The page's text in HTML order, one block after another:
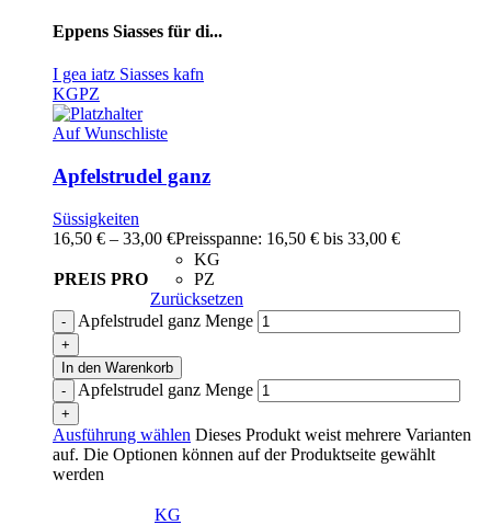
Eppens Siasses für di...
I gea iatz Siasses kafn
KGPZ
Auf Wunschliste
Apfelstrudel ganz
Süssigkeiten
16,50 € – 33,00 €Preisspanne: 16,50 € bis 33,00 €
PREIS PRO
KG
PZ
Zurücksetzen
Apfelstrudel ganz Menge
In den Warenkorb
Apfelstrudel ganz Menge
Ausführung wählen Dieses Produkt weist mehrere Varianten
auf. Die Optionen können auf der Produktseite gewählt
werden
KG